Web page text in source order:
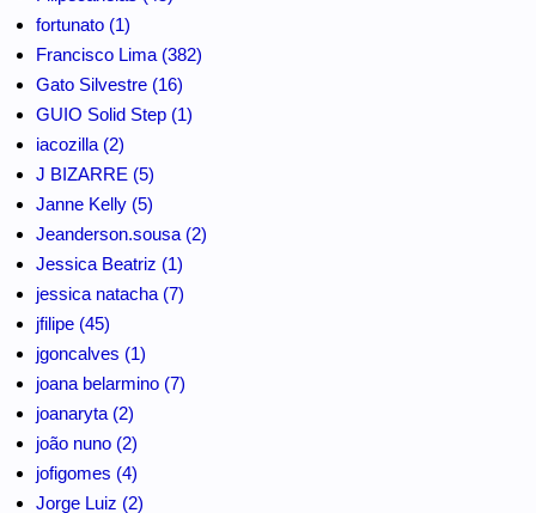
fortunato (1)
Francisco Lima (382)
Gato Silvestre (16)
GUIO Solid Step (1)
iacozilla (2)
J BIZARRE (5)
Janne Kelly (5)
Jeanderson.sousa (2)
Jessica Beatriz (1)
jessica natacha (7)
jfilipe (45)
jgoncalves (1)
joana belarmino (7)
joanaryta (2)
joão nuno (2)
jofigomes (4)
Jorge Luiz (2)